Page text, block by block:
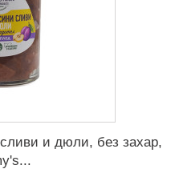
и дюли, без захар,